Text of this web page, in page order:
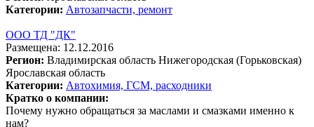
Категории: Автозапчасти, ремонт
ООО ТД "ДК"
Размещена: 12.12.2016
Регион: Владимирская область Нижегородская (Горьковская)
Ярославская область
Категории: Автохимия, ГСМ, расходники
Кратко о компании:
Почему нужно обращаться за маслами и смазками именно к
нам?